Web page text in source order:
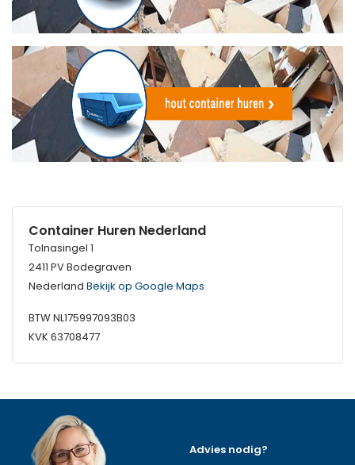
Container Huren Nederland
Tolnasingel 1
2411 PV Bodegraven
Nederland Bekijk op Google Maps
BTW NL175997093B03
KVK 63708477
Advies nodig?